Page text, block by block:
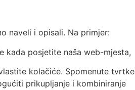
naveli i opisali. Na primjer:
kada posjetite naša web-mjesta,
kolačiće. Spomenute tvrtke
prikupljanje i kombiniranje